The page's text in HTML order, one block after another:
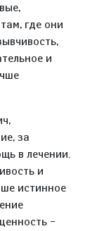
где они
и
за
в лечении.
и
истинное
–